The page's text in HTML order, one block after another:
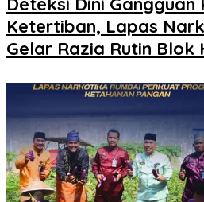
Ketertiban, Lapas
Gelar Razia Rutin Blok